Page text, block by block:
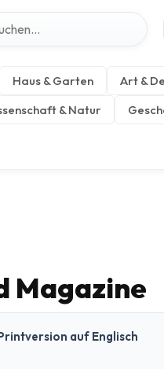
Haus & Garten
Art &
& Natur
Magazine
auf Englisch